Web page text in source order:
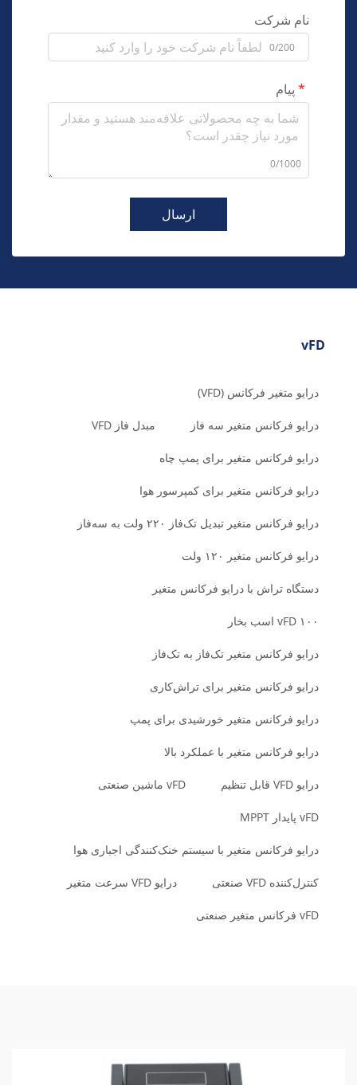
نام شرکت
0/200
پیام
0/1000
ارسال
vFD
درایو متغیر فرکانس (VFD)
درایو فرکانس متغیر سه فاز مبدل فاز VFD
درایو فرکانس متغیر برای پمپ چاه
درایو فرکانس متغیر برای کمپرسور هوا
درایو فرکانس متغیر تبدیل تک‌فاز ۲۲۰ ولت به سه‌فاز
درایو فرکانس متغیر ۱۲۰ ولت
دستگاه تراش با درایو فرکانس متغیر
vFD ۱۰۰ اسب بخار
درایو فرکانس متغیر تک‌فاز به تک‌فاز
درایو فرکانس متغیر برای تراش‌کاری
درایو فرکانس متغیر خورشیدی برای پمپ
درایو فرکانس متغیر با عملکرد بالا
درایو VFD قابل تنظیم vFD ماشین صنعتی
vFD پایدار MPPT
درایو فرکانس متغیر با سیستم خنک‌کنندگی اجباری هوا
کنترل‌کننده VFD صنعتی درایو VFD سرعت متغیر
vFD فرکانس متغیر صنعتی